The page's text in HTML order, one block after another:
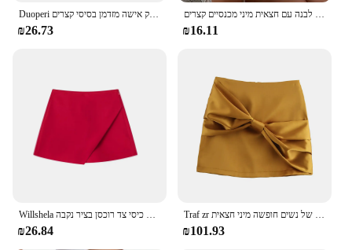
Duoperi נשים אופנה פשוט חצאית אסימטרי אישה שיק אישה מזדמן בסיסי קצרים
₪26.73
חצאיות טניס חצאית סקוורט לנשים גולף ללבוש חצאית טניס שחורה לבנה עם חצאית מיני מכנסיים קצרים
₪16.11
Willshela נשים אופנה קצרים סימטריים חצאיות גבוהה מותן חזרה כיסי צד רוכסן בציר נקבה Skort מוצק
₪26.84
Traf zr הבציר וינטג אלגנטי של נשים חופשה מיני חצאית y2k סאטן באמצע החלקה עם רוכסן מוסתר בתוך תפר ו קשת זהב
₪101.93